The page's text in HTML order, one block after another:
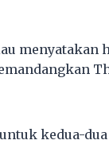
kedua-